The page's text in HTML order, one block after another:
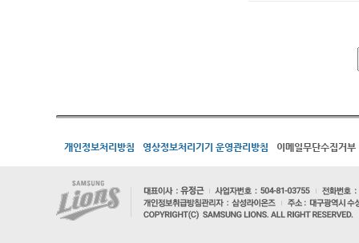
개인정보처리방침 영상정보처리기기 운영관리방침 이메일무단수집거부